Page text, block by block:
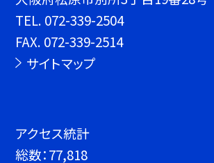
TEL. 072-339-2504
FAX. 072-339-2514
サイトマップ
アクセス統計
総数：77,818